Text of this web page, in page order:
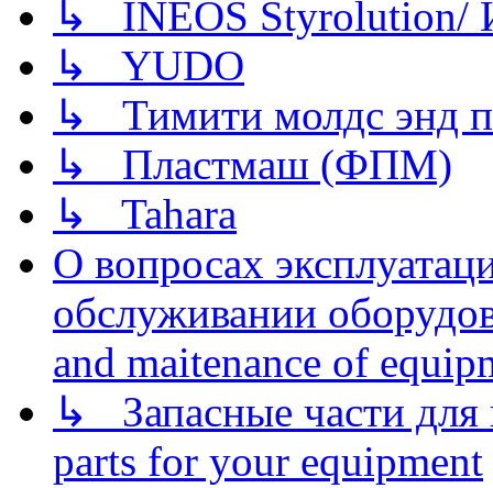
↳ INEOS
↳ YUDO
↳ Тимити молдс энд
↳ Пластмаш (ФПМ)
↳ Tahara
О вопросах
обслуживании
and maitenance of
↳ Запасные части для
parts for your equipment